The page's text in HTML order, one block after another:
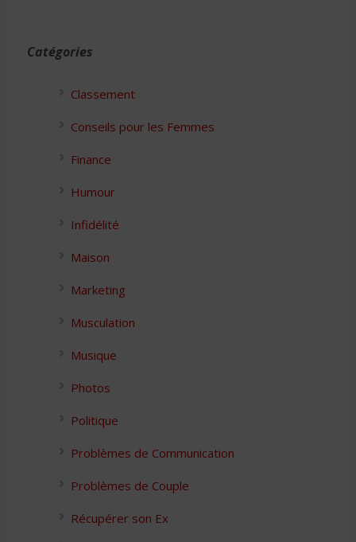
Catégories
Classement
Conseils pour les Femmes
Finance
Humour
Infidélité
Maison
Marketing
Musculation
Musique
Photos
Politique
Problèmes de Communication
Problèmes de Couple
Récupérer son Ex